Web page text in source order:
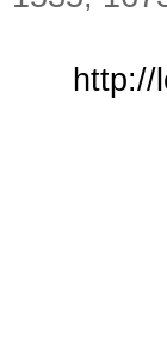
http://